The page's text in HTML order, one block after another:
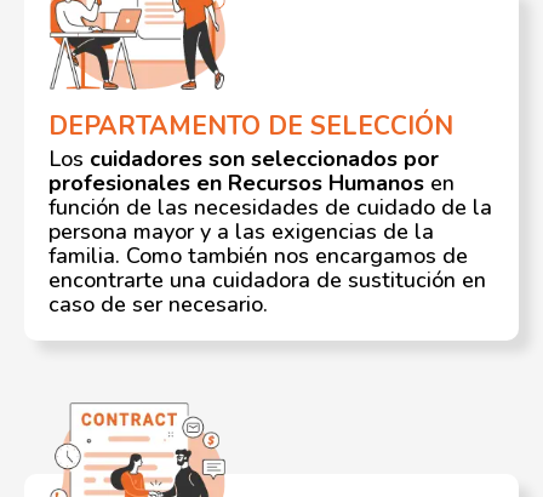
DEPARTAMENTO DE SELECCIÓN
Los cuidadores son seleccionados por
profesionales en Recursos Humanos en
función de las necesidades de cuidado de la
persona mayor y a las exigencias de la
familia. Como también nos encargamos de
encontrarte una cuidadora de sustitución en
caso de ser necesario.